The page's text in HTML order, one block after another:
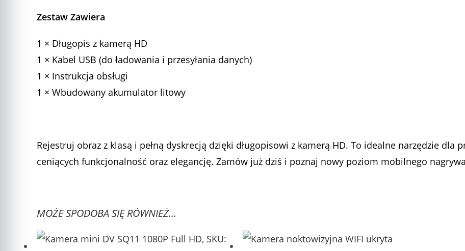
Zestaw Zawiera
1 × Długopis z kamerą HD
1 × Kabel USB (do ładowania i przesyłania danych)
1 × Instrukcja obsługi
1 × Wbudowany akumulator litowy
Rejestruj obraz z klasą i pełną dyskrecją dzięki długopisowi z kamerą HD. To idealne narzędzie
ceniących funkcjonalność oraz elegancję. Zamów już dziś i poznaj nowy poziom mobilnego
MOŻE SPODOBA SIĘ RÓWNIEŻ…